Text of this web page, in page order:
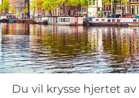
Du vil krysse hjertet